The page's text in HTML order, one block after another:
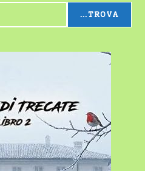
...TROVA